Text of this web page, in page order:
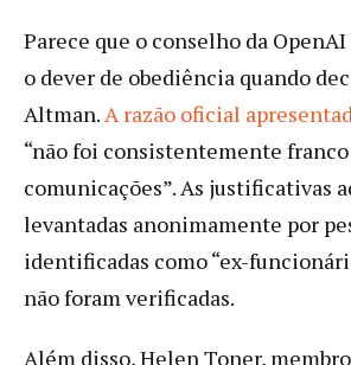
Parece que o conselho da
o dever de obediência quando
Altman.A razão oficial
“não foi consistentemente franco
comunicações”. As justificativas
levantadas anonimamente por
identificadas como “ex-
não foram verificadas.
Além disso, Helen Toner,